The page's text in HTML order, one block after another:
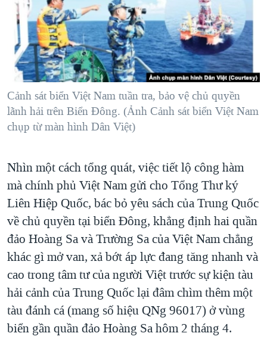
"Tìm"NGƯỜI VIỆT HẢI NGOẠI
ĐỜI SỐNG
KINH TẾ
KHOA HỌC
SỨC KHOẺ
GIÁO DỤC
TẠI
HÀNH TRÌNH BẦU CỬ 2024
MỘT NĂM CHIẾN TRANH TẠI DẢI GAZA
GIẢI MÃ VÀNH ĐAI & CON ĐƯỜNG
TRỊNH VĨNH BÌNH - NGƯỜI HẠ 'BÊN THẮNG CUỘC'
GROUND ZERO – XƯA VÀ NAY
CÁC GIÁ TRỊ CỘNG HÒA Ở VIỆT NAM
THƯỢNG ĐỈNH TRUMP-KIM TẠI VIỆT NAM
TRỊNH VĨNH BÌNH VS. CHÍNH PHỦ VIỆT NAM
NGƯ DÂN VIỆT VÀ LÀN SÓNG TRỘM HẢI SÂM
BÊN KIA QUỐC LỘ: TIẾNG VỌNG TỪ NÔNG THÔN MỸ
QUAN HỆ VIỆT MỸ
VIDEO
NGHE
MẠNG XÃ HỘI
Ngôn ngữ khác
Cảnh sát biển Việt Nam tuần tra, bảo vệ chủ quyền
lãnh hải trên Biển Đông. (Ảnh Cảnh sát biển Việt Nam
chụp từ màn hình Dân Việt)
Nhìn một cách tổng quát, việc tiết lộ công hàm
mà chính phủ Việt Nam gửi cho Tổng Thư ký
Liên Hiệp Quốc, bác bỏ yêu sách của Trung Quốc
về chủ quyền tại biển Đông, khẳng định hai quần
đảo Hoàng Sa và Trường Sa của Việt Nam chẳng
khác gì mở van, xả bớt áp lực đang tăng nhanh và
cao trong tâm tư của người Việt trước sự kiện tàu
hải cảnh của Trung Quốc lại đâm chìm thêm một
tàu đánh cá (mang số hiệu QNg 96017) ở vùng
biển gần quần đảo Hoàng Sa hôm 2 tháng 4.